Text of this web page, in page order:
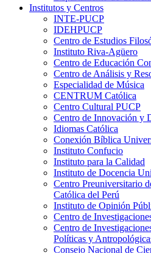
Institutos y Centros
INTE-PUCP
IDEHPUCP
Centro de Estudios
Instituto Riva-Agüero
Centro de Educación
Centro de Análisis y
Especialidad de Música
CENTRUM Católica
Centro Cultural PUCP
Centro de Innovación y
Idiomas Católica
Conexión Bíblica
Instituto Confucio
Instituto para la Calidad
Instituto de Docencia
Centro Preuniversitario
Católica del Perú
Instituto de Opinión
Centro de
Centro de
Políticas y
Consejo Nacional de